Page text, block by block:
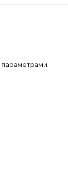
параметрами.